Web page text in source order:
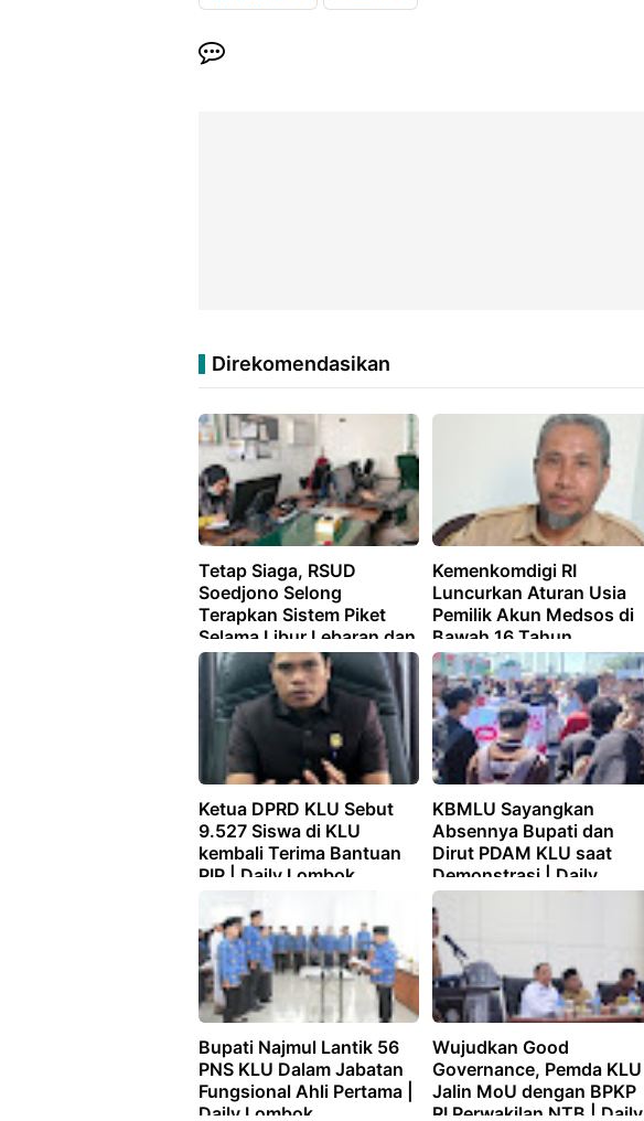
Direkomendasikan
Tetap Siaga, RSUD
Soedjono Selong
Terapkan Sistem Piket
Selama Libur Lebaran dan
Nyepi | Daily Lombok
Kemenkomdigi RI
Luncurkan Aturan Usia
Pemilik Akun Medsos di
Bawah 16 Tahun,
Kominfo KLU Tanggapi
Optimis | Daily Lombok
Ketua DPRD KLU Sebut
9.527 Siswa di KLU
kembali Terima Bantuan
PIP | Daily Lombok
KBMLU Sayangkan
Absennya Bupati dan
Dirut PDAM KLU saat
Demonstrasi | Daily
Lombok
Bupati Najmul Lantik 56
PNS KLU Dalam Jabatan
Fungsional Ahli Pertama |
Daily Lombok
Wujudkan Good
Governance, Pemda KLU
Jalin MoU dengan BPKP
RI Perwakilan NTB | Daily